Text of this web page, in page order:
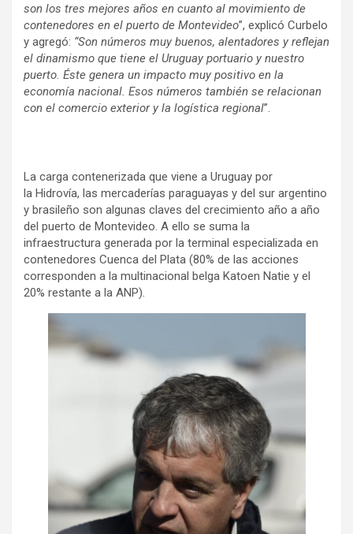
son los tres mejores años en cuanto al movimiento de
contenedores en el puerto de Montevideo”, explicó Curbelo
y agregó: “Son números muy buenos, alentadores y reflejan
el dinamismo que tiene el Uruguay portuario y nuestro
puerto. Éste genera un impacto muy positivo en la
economía nacional. Esos números también se relacionan
con el comercio exterior y la logística regional”.
La carga contenerizada que viene a Uruguay por
la Hidrovía, las mercaderías paraguayas y del sur argentino
y brasileño son algunas claves del crecimiento año a año
del puerto de Montevideo. A ello se suma la
infraestructura generada por la terminal especializada en
contenedores Cuenca del Plata (80% de las acciones
corresponden a la multinacional belga Katoen Natie y el
20% restante a la ANP).